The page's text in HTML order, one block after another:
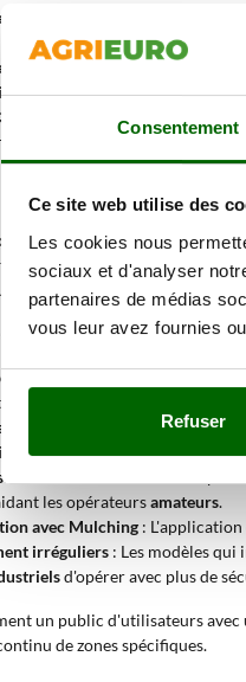
Consentement
Ce site web utilise des
Les cookies nous
sociaux et d'analyser
partenaires de médias
vous leur avez fournies
Refuser
l'allumage par clé ou
900 à 2900 m²: Cette valeur
.
cm
: Correspond à la largeur
surfaces.
tondeuse à
avec unePuissance nominale
les performances des modèles
de passages, rendant
dans divers scénarios
de grands espaces
avec éjection latérale: Lorsque
et moins stressante pour le
de manœuvre
les opérateursamateurs.
avec Mulching : L'application
irréguliers : Les modèles qui
d'opérer avec plus de
un public d'utilisateurs avec
de zones spécifiques.